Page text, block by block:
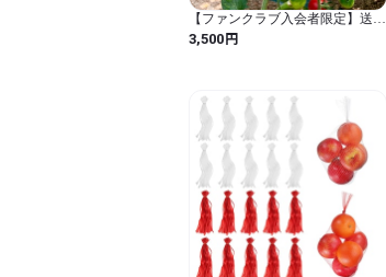
【ファンクラブ入会者限定】送料
無料！きらめきトマト1.5ｋｇ入
※発送は8～9月
3,500円